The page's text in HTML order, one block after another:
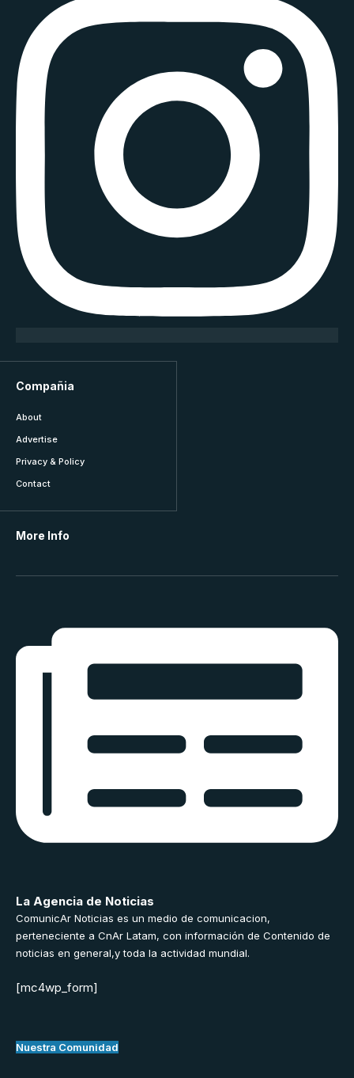
Compañia
About
Advertise
Privacy & Policy
Contact
More Info
La Agencia de Noticias
ComunicAr Noticias es un medio de comunicacion,
perteneciente a CnAr Latam, con información de Contenido de
noticias en general,y toda la actividad mundial.
[mc4wp_form]
Nuestra Comunidad